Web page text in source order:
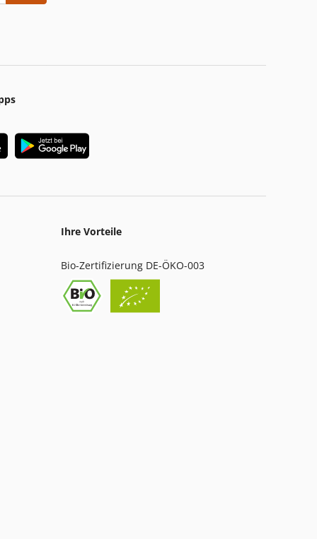
Ihre Vorteile
Bio-Zertifizierung DE-ÖKO-003